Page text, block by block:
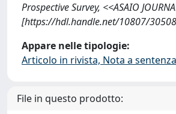
Prospective Survey, <<ASAIO
[https://hdl.handle.net/10807/
Appare nelle tipologie:
Articolo in rivista, Nota a sentenza
File in questo prodotto: